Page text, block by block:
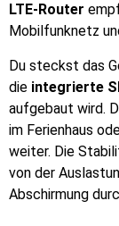
LTE-Router
Mobilfunknetz
Du steckst das
die integrierte
aufgebaut wird.
im Ferienhaus
weiter. Die
von der
Abschirmung